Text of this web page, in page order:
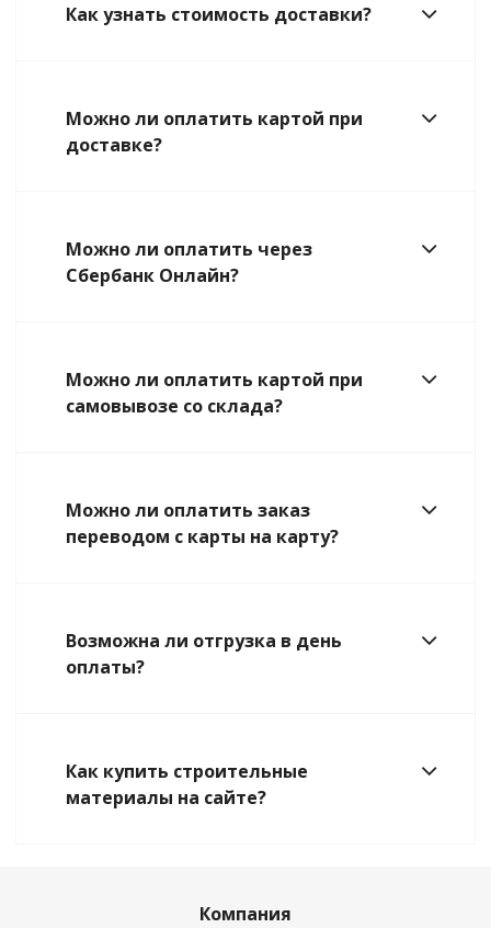
Как узнать стоимость доставки?
Можно ли оплатить картой при
доставке?
Можно ли оплатить через
Сбербанк Онлайн?
Можно ли оплатить картой при
самовывозе со склада?
Можно ли оплатить заказ
переводом с карты на карту?
Возможна ли отгрузка в день
оплаты?
Как купить строительные
материалы на сайте?
Компания